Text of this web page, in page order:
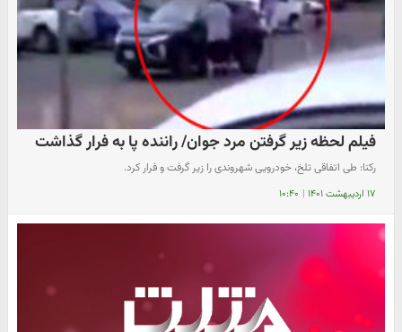
فیلم لحظه زیر گرفتن مرد جوان/ راننده پا به فرار گذاشت
رکنا: طی اتفاقی تلخ، خودرویی شهروندی را زیر گرفت و فرار کرد.
۱۷ اردیبهشت ۱۴۰۱ | ۱۰:۴۰